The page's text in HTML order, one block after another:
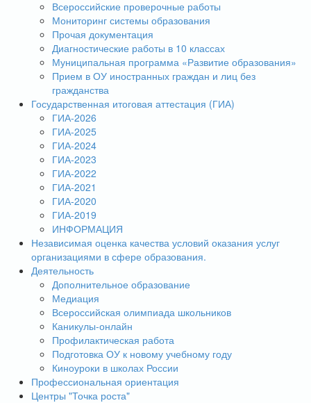
Всероссийские проверочные работы
Мониторинг системы образования
Прочая документация
Диагностические работы в 10 классах
Муниципальная программа «Развитие образования»
Прием в ОУ иностранных граждан и лиц без
гражданства
Государственная итоговая аттестация (ГИА)
ГИА-2026
ГИА-2025
ГИА-2024
ГИА-2023
ГИА-2022
ГИА-2021
ГИА-2020
ГИА-2019
ИНФОРМАЦИЯ
Независимая оценка качества условий оказания услуг
организациями в сфере образования.
Деятельность
Дополнительное образование
Медиация
Всероссийская олимпиада школьников
Каникулы-онлайн
Профилактическая работа
Подготовка ОУ к новому учебному году
Киноуроки в школах России
Профессиональная ориентация
Центры "Точка роста"